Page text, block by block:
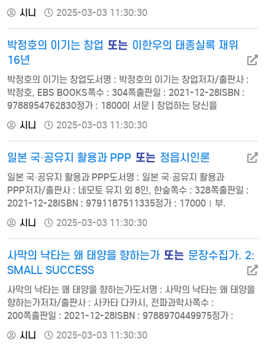
찾은 태종 이방원] 들어가는 말 일러두기 제1부 『태조실록』에서
본 이방원 태조 총서ㆍ15 태조 1년(1392년) 임신년(壬申年) 태조
2년(1393년) 계유년(癸酉年) 태조 3년(1394년) 갑술년(甲戌年)
태조 4년(1395년) 을해년(乙亥年) 태조 5년(1396년) 병자년
(丙子年) 태조 6년(1397년) 정축…
시니 2025-03-03 11:30:30
박정호의 이기는 창업 또는 이한우의 태종실록 재위
16년
박정호의 이기는 창업도서명 : 박정호의 이기는 창업저자/출판사 :
박정호, EBS BOOKS쪽수 : 304쪽출판일 : 2021-12-28ISBN :
9788954762830정가 : 18000| 서문 | 창업하는 당신을
응원합니다 | 1장 | 창업에 적합한 사람은 누구인가 01 성공한
창업가는 누구인가 02 창업가는 정말 위험을 즐기는 사람일까 03
창업가는 정말 세상을 놀라게 할 아이디어가 있어야 하나 04 창업에
적합한 나이는 얼마일까 05 창업의 적기는 회사에 재직 중일 때다
06 진짜 창업 성공은 두 번째 창업에서…
시니 2025-03-03 11:30:30
일본 국·공유지 활용과 PPP 또는 정읍시인론
일본 국·공유지 활용과 PPP도서명 : 일본 국·공유지 활용과
PPP저자/출판사 : 네모토 유지 외 8인, 한숲쪽수 : 328쪽출판일 :
2021-12-28ISBN : 9791187511335정가 : 17000Ⅰ부.
국공유지 활용과 PPP 1장. 공적 부동산의 관점에서 본 학교
통폐합의 미래 1. 들어가며 2. 학교 수의 변화와 장래 3. 학교의 적정
규모 4. 통폐합 예측 5. 도쿄와 유바리(夕張) 비교 6. 학교 통폐합과
공적 부동산의 관계 7. 나가며 2장. 공적 부동산의 유효활용
추진에서 민간에 대한 기대 1. 공적 부동산의…
시니 2025-03-03 11:30:30
사막의 낙타는 왜 태양을 향하는가 또는 문장수집가. 2:
SMALL SUCCESS
사막의 낙타는 왜 태양을 향하는가도서명 : 사막의 낙타는 왜 태양을
향하는가저자/출판사 : 사카타 다카시, 전파과학사쪽수 :
200쪽출판일 : 2021-12-28ISBN : 9788970449975정가 :
13000머리말 1. 소가 풀만 먹고 살 수 있는 까닭은 무엇일까? 2.
폭포를 뛰어오르는 잉어의 에너지원은 무엇인가? 3. 낙타는 왜
시니 2025-03-03 11:30:30